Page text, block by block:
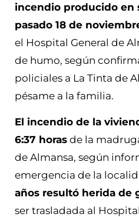
incendio producido en
pasado 18 de
el Hospital General de
de humo, según
policiales a La Tinta de
pésame a la familia.
El incendio de la
6:37 horas de la
de Almansa, según
emergencia de la
años resultó herida de
ser trasladada al